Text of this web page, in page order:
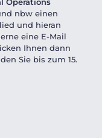
nbw einen
und hieran
eine E-Mail
Ihnen dann
Sie bis zum 15.